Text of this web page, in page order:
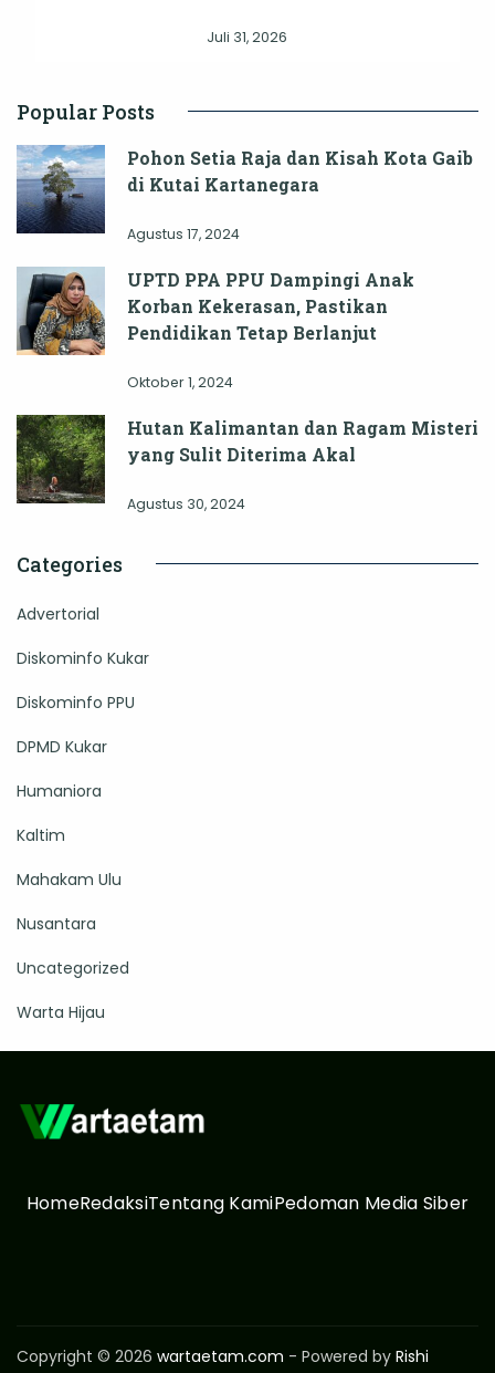
Juli 31, 2026
Popular Posts
Pohon Setia Raja dan Kisah Kota Gaib
di Kutai Kartanegara
Agustus 17, 2024
UPTD PPA PPU Dampingi Anak
Korban Kekerasan, Pastikan
Pendidikan Tetap Berlanjut
Oktober 1, 2024
Hutan Kalimantan dan Ragam Misteri
yang Sulit Diterima Akal
Agustus 30, 2024
Categories
Advertorial
Diskominfo Kukar
Diskominfo PPU
DPMD Kukar
Humaniora
Kaltim
Mahakam Ulu
Nusantara
Uncategorized
Warta Hijau
HomeRedaksiTentang KamiPedoman Media Siber
Copyright © 2026 wartaetam.com - Powered by Rishi